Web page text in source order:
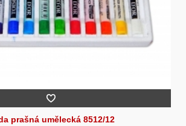
prašná umělecká 8512/12